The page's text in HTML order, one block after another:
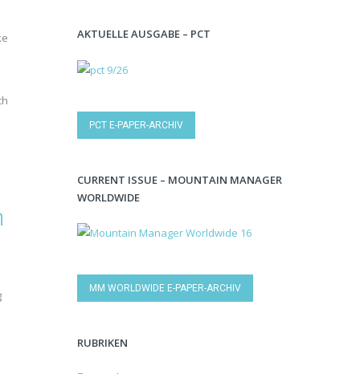
AKTUELLE AUSGABE – PCT
PCT E-PAPER-ARCHIV
CURRENT ISSUE – MOUNTAIN MANAGER
WORLDWIDE
MM WORLDWIDE E-PAPER-ARCHIV
RUBRIKEN